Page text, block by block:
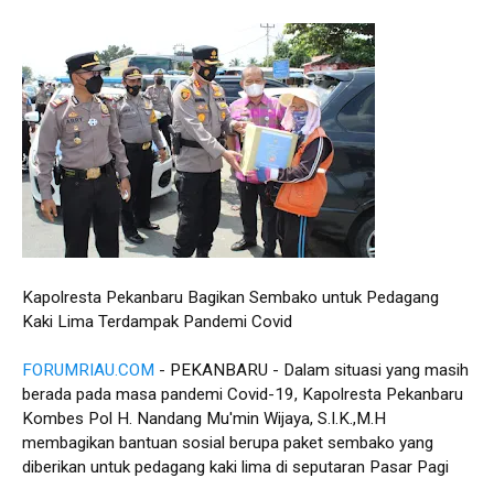
Kapolresta Pekanbaru Bagikan Sembako untuk Pedagang
Kaki Lima Terdampak Pandemi Covid
FORUMRIAU.COM - PEKANBARU - Dalam situasi yang masih
berada pada masa pandemi Covid-19, Kapolresta Pekanbaru
Kombes Pol H. Nandang Mu'min Wijaya, S.I.K.,M.H
membagikan bantuan sosial berupa paket sembako yang
diberikan untuk pedagang kaki lima di seputaran Pasar Pagi